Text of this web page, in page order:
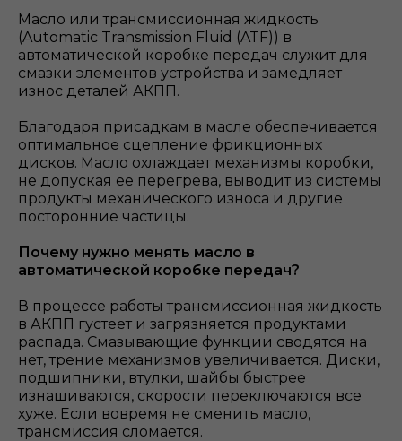
Масло или трансмиссионная жидкость
(Automatic Transmission Fluid (ATF)) в
автоматической коробке передач служит для
смазки элементов устройства и замедляет
износ деталей АКПП.
Благодаря присадкам в масле обеспечивается
оптимальное сцепление фрикционных
дисков. Масло охлаждает механизмы коробки,
не допуская ее перегрева, выводит из системы
продукты механического износа и другие
посторонние частицы.
Почему нужно менять масло в
автоматической коробке передач?
В процессе работы трансмиссионная жидкость
в АКПП густеет и загрязняется продуктами
распада. Смазывающие функции сводятся на
нет, трение механизмов увеличивается. Диски,
подшипники, втулки, шайбы быстрее
изнашиваются, скорости переключаются все
хуже. Если вовремя не сменить масло,
трансмиссия сломается.